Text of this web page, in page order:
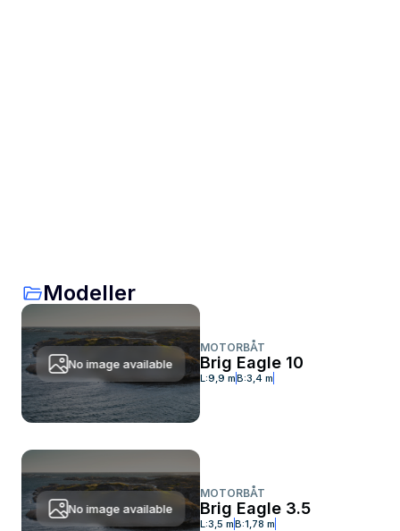
Modeller
No image available
MOTORBÅT
Brig Eagle 10
L:9,9 mB:3,4 m
No image available
MOTORBÅT
Brig Eagle 3.5
L:3,5 mB:1,78 m